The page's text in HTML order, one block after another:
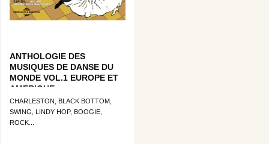
ANTHOLOGIE DES
MUSIQUES DE DANSE DU
MONDE VOL.1 EUROPE ET
AMERIQUE...
CHARLESTON, BLACK BOTTOM,
SWING, LINDY HOP, BOOGIE,
ROCK...